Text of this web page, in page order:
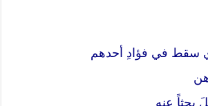
سقط في فؤادِ أحدهم
بحثاً عنه